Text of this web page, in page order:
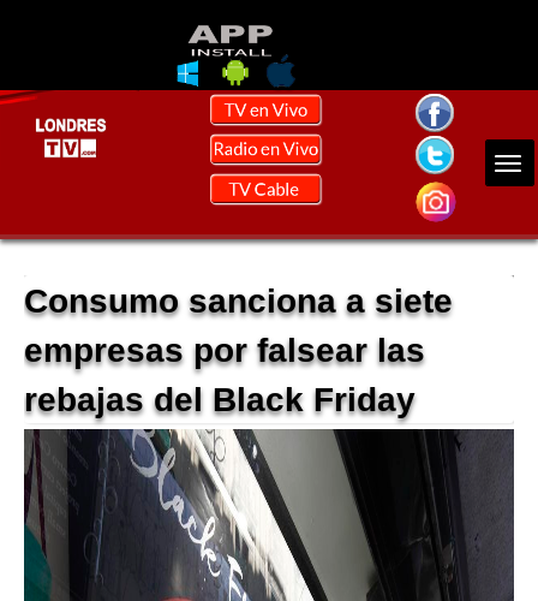
Consumo sanciona a siete
empresas por falsear las
rebajas del Black Friday